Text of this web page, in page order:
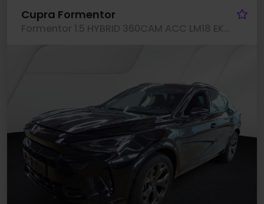
Cupra Formentor
Formentor 1.5 HYBRID 360CAM ACC LM18 EKLAPPE NAVI